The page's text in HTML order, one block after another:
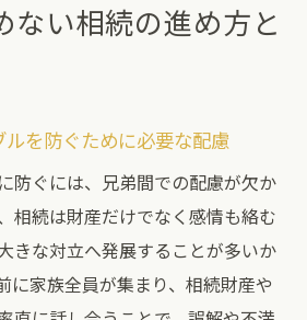
ない相続の進め方と
を防ぐために必要な配慮
防ぐには、兄弟間での配慮が欠か
相続は財産だけでなく感情も絡む
きな対立へ発展することが多いか
に家族全員が集まり、相続財産や